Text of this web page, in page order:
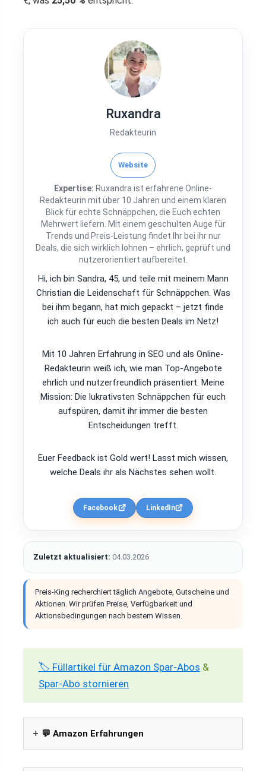
Ruxandra
Redakteurin
Website
Expertise: Ruxandra ist erfahrene Online-
Redakteurin mit über 10 Jahren und einem klaren
Blick für echte Schnäppchen, die Euch echten
Mehrwert liefern. Mit einem geschulten Auge für
Trends und Preis-Leistung findet Ihr bei ihr nur
Deals, die sich wirklich lohnen – ehrlich, geprüft und
nutzerorientiert aufbereitet.
Hi, ich bin Sandra, 45, und teile mit meinem Mann
Christian die Leidenschaft für Schnäppchen. Was
bei ihm begann, hat mich gepackt – jetzt finde
ich auch für euch die besten Deals im Netz!
Mit 10 Jahren Erfahrung in SEO und als Online-
Redakteurin weiß ich, wie man Top-Angebote
ehrlich und nutzerfreundlich präsentiert. Meine
Mission: Die lukrativsten Schnäppchen für euch
aufspüren, damit ihr immer die besten
Entscheidungen trefft.
Euer Feedback ist Gold wert! Lasst mich wissen,
welche Deals ihr als Nächstes sehen wollt.
Facebook LinkedIn
Zuletzt aktualisiert: 04.03.2026
Preis-King recherchiert täglich Angebote, Gutscheine und
Aktionen. Wir prüfen Preise, Verfügbarkeit und
Aktionsbedingungen nach bestem Wissen.
🏷️ Füllartikel für Amazon Spar-Abos &
Spar-Abo stornieren
💬 Amazon Erfahrungen